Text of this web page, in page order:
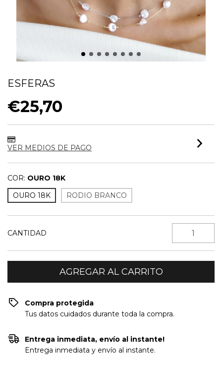
ESFERAS
€25,70
VER MEDIOS DE PAGO
COR: OURO 18K
OURO 18K
RODIO BRANCO
CANTIDAD
Compra protegida
Tus datos cuidados durante toda la compra.
Entrega inmediata, envío al instante!
Entrega inmediata y envío al instante.